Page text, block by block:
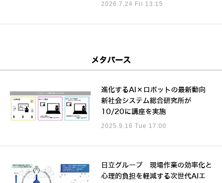
2026.7.24 Fri 13:15
メタバース
進化するAI×ロボットの最新動向
新社会システム総合研究所が
10/20に講座を実施
2025.9.16 Tue 17:00
日立グループ 現場作業の効率化と
心理的負担を軽減する次世代AIエ